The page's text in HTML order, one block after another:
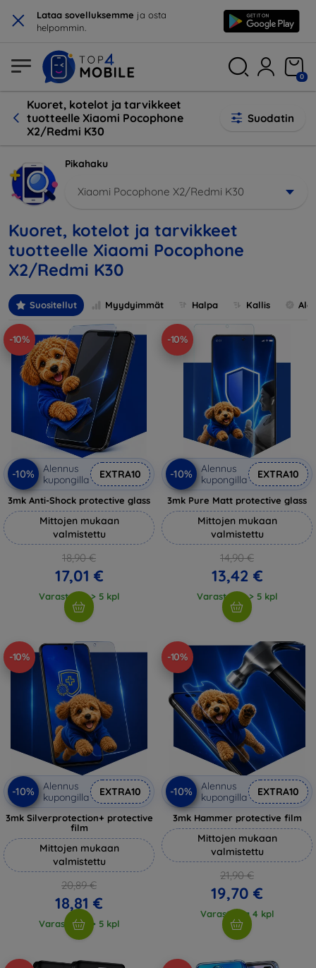
× Lataa sovelluksemme ja osta
helpommin.
0
Kuoret, kotelot ja tarvikkeet
tuotteelle Xiaomi Pocophone
X2/Redmi K30
Suodatin
Pikahaku
Xiaomi Pocophone X2/Redmi K30
Kuoret, kotelot ja tarvikkeet
tuotteelle Xiaomi Pocophone
X2/Redmi K30
Suositellut Myydyimmät Halpa Kallis
-10%
-10%
Alennus
kupongilla
EXTRA10
3mk Anti-Shock protective glass
Mittojen mukaan
valmistettu
18,90 €
17,01 €
Varastossa > 5 kpl
-10%
-10%
Alennus
kupongilla
EXTRA10
3mk Pure Matt protective glass
Mittojen mukaan
valmistettu
14,90 €
13,42 €
Varastossa > 5 kpl
-10%
-10%
Alennus
kupongilla
EXTRA10
3mk Silverprotection+ protective
film
Mittojen mukaan
valmistettu
20,89 €
18,81 €
Varastossa > 5 kpl
-10%
-10%
Alennus
kupongilla
EXTRA10
3mk Hammer protective film
Mittojen mukaan
valmistettu
21,90 €
19,70 €
Varastossa 4 kpl